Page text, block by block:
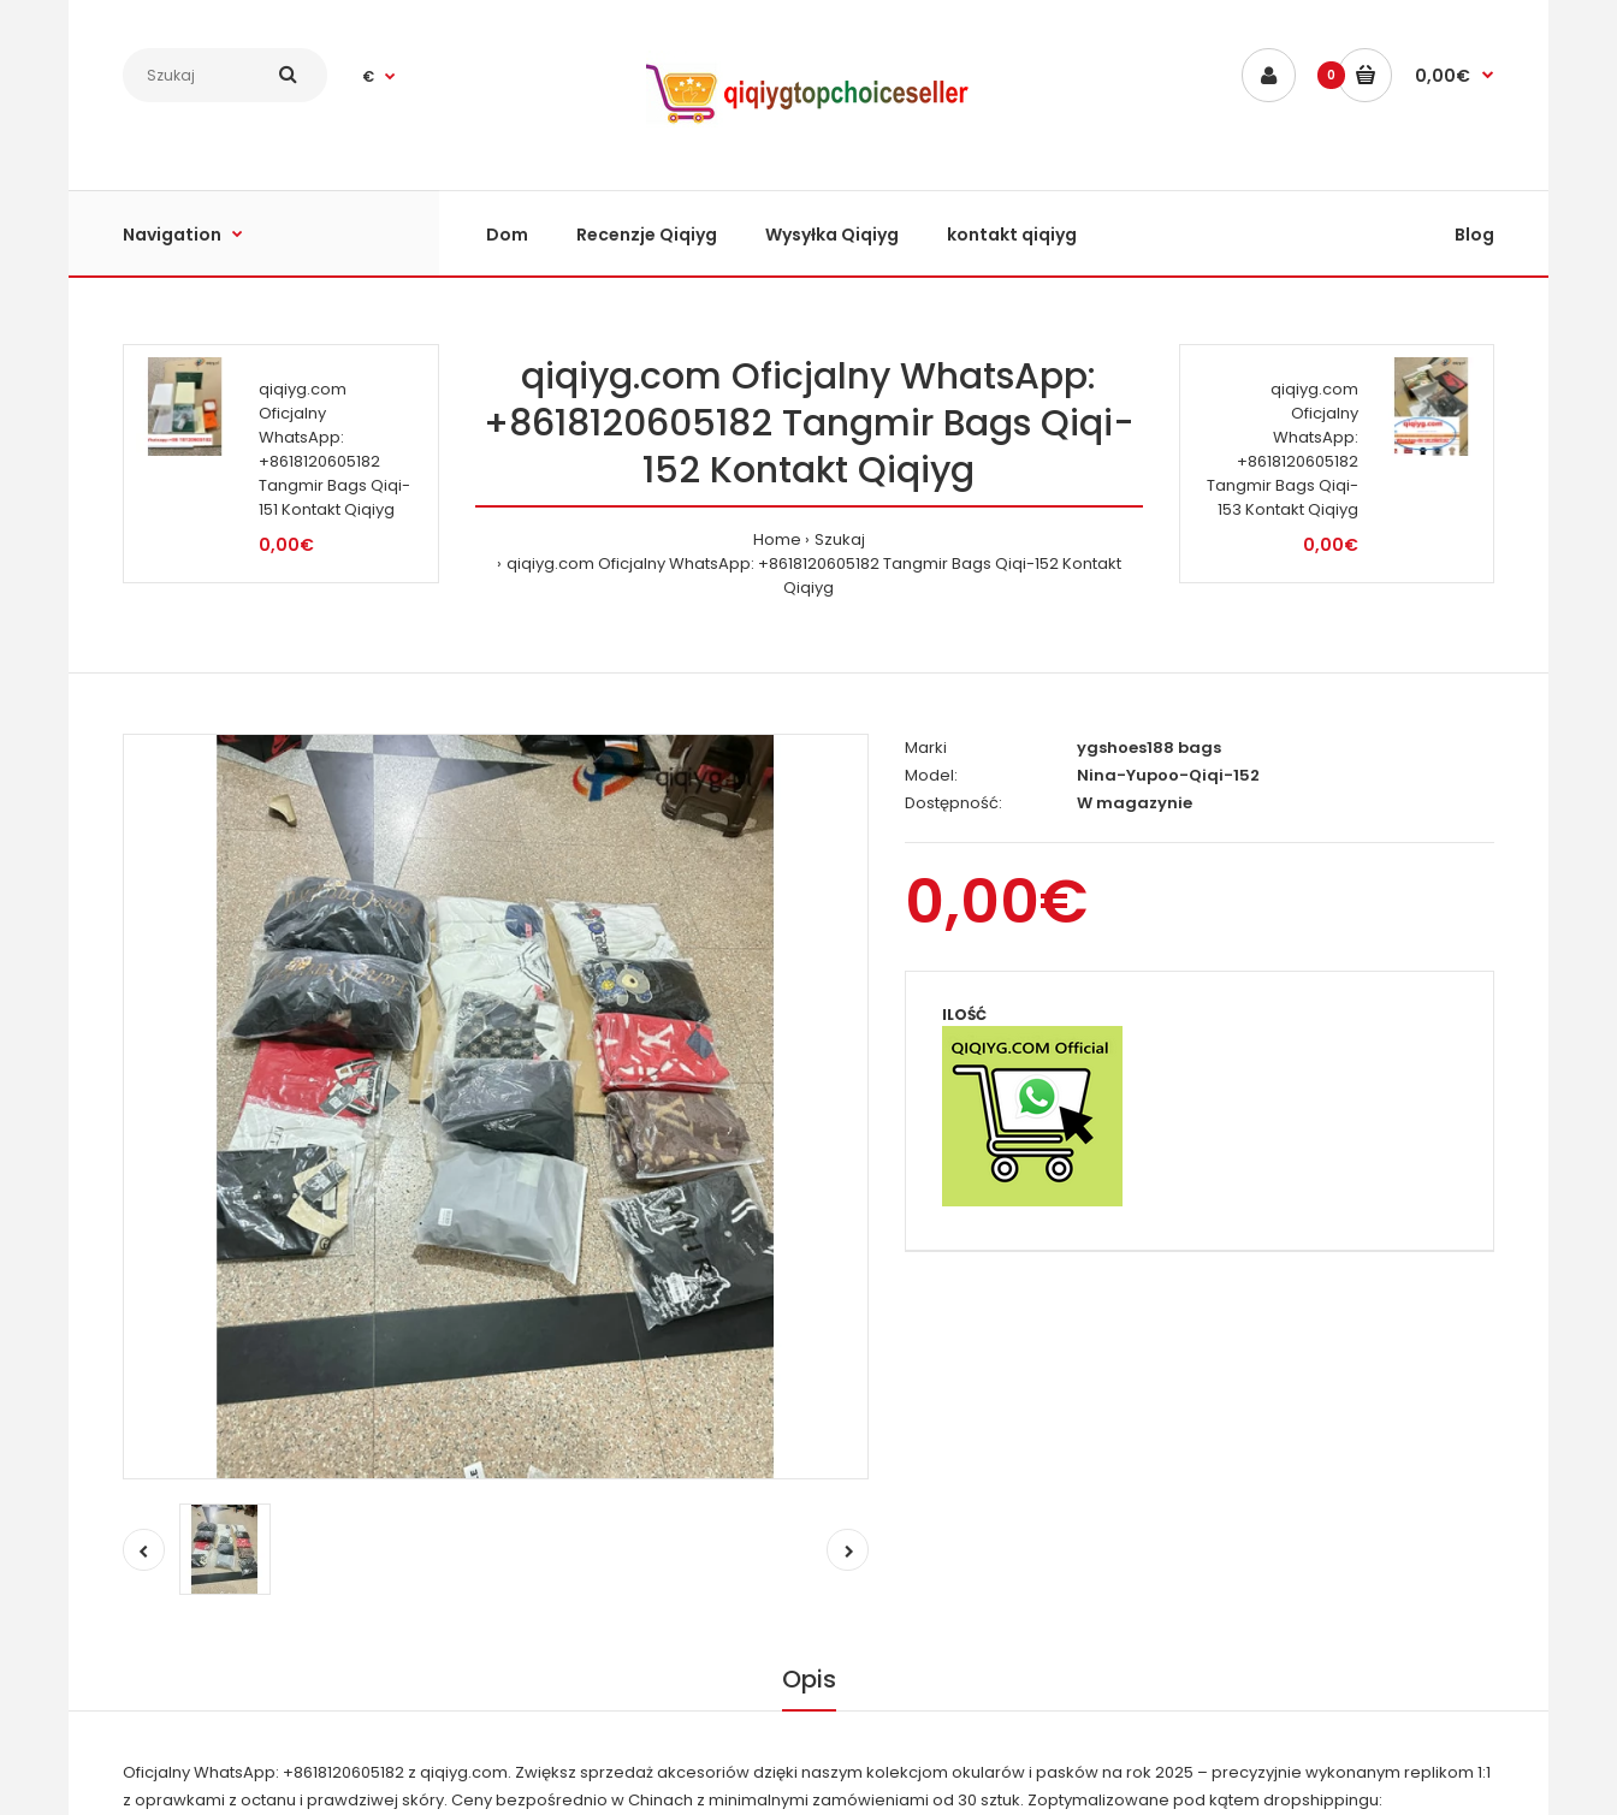
€ 0 0,00€
Navigation Dom Recenzje Qiqiyg Wysyłka Qiqiyg kontakt qiqiyg Blog
qiqiyg.com
Oficjalny
WhatsApp:
+8618120605182
Tangmir Bags Qiqi-
151 Kontakt Qiqiyg
0,00€
qiqiyg.com Oficjalny WhatsApp:
+8618120605182 Tangmir Bags Qiqi-
152 Kontakt Qiqiyg
Home
Szukaj
qiqiyg.com Oficjalny WhatsApp: +8618120605182 Tangmir Bags Qiqi-152 Kontakt
Qiqiyg
qiqiyg.com
Oficjalny
WhatsApp:
+8618120605182
Tangmir Bags Qiqi-
153 Kontakt Qiqiyg
0,00€
Marki
ygshoes188 bags
Model:
Nina-Yupoo-Qiqi-152
Dostępność:
W magazynie
0,00€
ILOŚĆ
Opis
Oficjalny WhatsApp: +8618120605182 z qiqiyg.com. Zwiększ sprzedaż akcesoriów dzięki naszym kolekcjom okularów i pasków na rok 2025 – precyzyjnie wykonanym replikom 1:1
z oprawkami z octanu i prawdziwej skóry. Ceny bezpośrednio w Chinach z minimalnymi zamówieniami od 30 sztuk. Zoptymalizowane pod kątem dropshippingu: